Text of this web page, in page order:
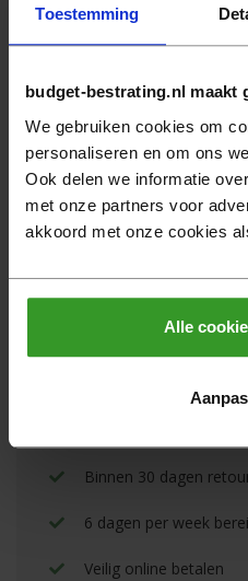
Toestemming
budget-bestrating.nl maakt
We gebruiken cookies om
personaliseren en om ons
Ook delen we informatie
met onze partners voor
akkoord met onze cookies
Alle
Aanbevolen
WS Kokosbezem 50 cm
Hulp nodig?
Wij helpen u graag persoonlijk
Neemcontactop
0522 - 462 462
Gratis verzending
Binnen 30 dagen
6 dagen per week
Veilig online betalen